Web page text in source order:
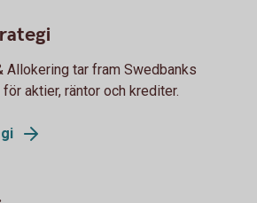
Allokering tar fram Swedbanks
aktier, räntor och krediter.